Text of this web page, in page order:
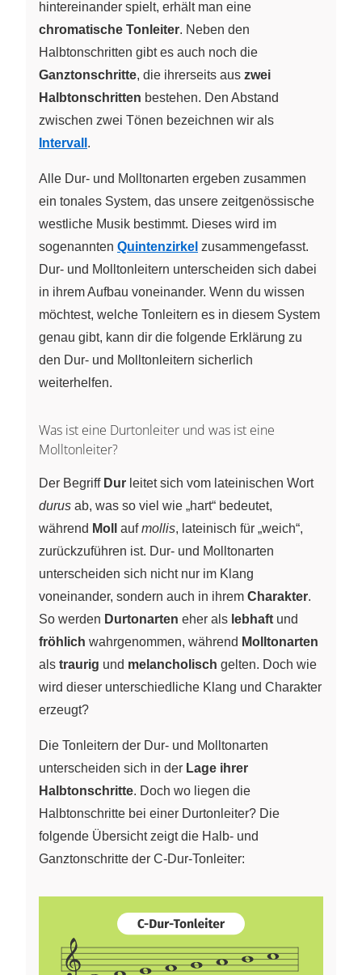
hintereinander spielt, erhält man eine
chromatische Tonleiter. Neben den
Halbtonschritten gibt es auch noch die
Ganztonschritte, die ihrerseits aus zwei
Halbtonschritten bestehen. Den Abstand
zwischen zwei Tönen bezeichnen wir als
Intervall .
Alle Dur- und Molltonarten ergeben zusammen
ein tonales System, das unsere zeitgenössische
westliche Musik bestimmt. Dieses wird im
sogenannten Quintenzirkel zusammengefasst.
Dur- und Molltonleitern unterscheiden sich dabei
in ihrem Aufbau voneinander. Wenn du wissen
möchtest, welche Tonleitern es in diesem System
genau gibt, kann dir die folgende Erklärung zu
den Dur- und Molltonleitern sicherlich
weiterhelfen.
Was ist eine Durtonleiter und was ist eine
Molltonleiter?
Der Begriff Dur leitet sich vom lateinischen Wort
durus ab, was so viel wie „hart“ bedeutet,
während Moll aufmollis, lateinisch für „weich“,
zurückzuführen ist. Dur- und Molltonarten
unterscheiden sich nicht nur im Klang
voneinander, sondern auch in ihrem Charakter.
So werden Durtonarten eher als lebhaft und
fröhlich wahrgenommen, während Molltonarten
als traurig und melancholisch gelten. Doch wie
wird dieser unterschiedliche Klang und Charakter
erzeugt?
Die Tonleitern der Dur- und Molltonarten
unterscheiden sich in der Lage ihrer
Halbtonschritte. Doch wo liegen die
Halbtonschritte bei einer Durtonleiter? Die
folgende Übersicht zeigt die Halb- und
Ganztonschritte der C-Dur-Tonleiter: